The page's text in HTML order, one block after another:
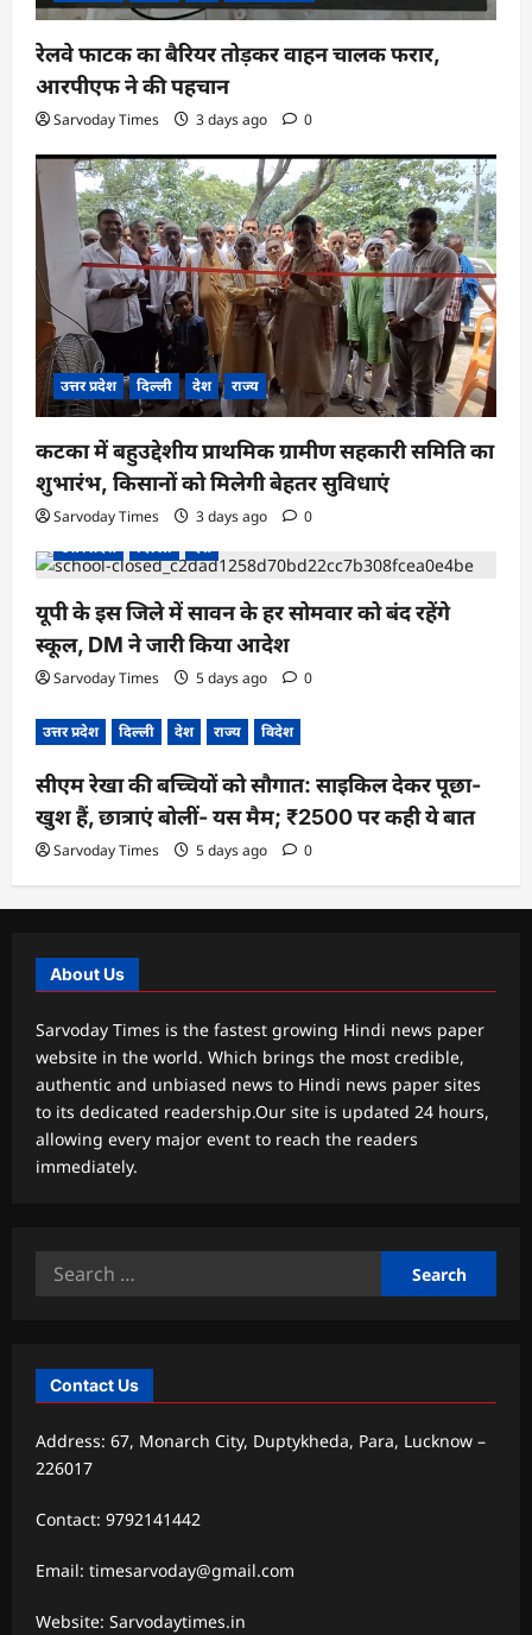
रेलवे फाटक का बैरियर तोड़कर वाहन चालक फरार,
आरपीएफ ने की पहचान
Sarvoday Times 3 days ago 0
उत्तर प्रदेश दिल्ली देश राज्य
कटका में बहुउद्देशीय प्राथमिक ग्रामीण सहकारी समिति का
शुभारंभ, किसानों को मिलेगी बेहतर सुविधाएं
Sarvoday Times 3 days ago
0
उत्तर प्रदेश
दिल्ली देश
यूपी के इस जिले में सावन के हर सोमवार को बंद रहेंगे
स्कूल, DM ने जारी किया आदेश
Sarvoday Times 5 days ago 0
उत्तर प्रदेश दिल्ली देश राज्य विदेश
सीएम रेखा की बच्चियों को सौगात: साइकिल देकर पूछा-
खुश हैं, छात्राएं बोलीं- यस मैम; ₹2500 पर कही ये बात
Sarvoday Times 5 days ago 0
About Us
Sarvoday Times is the fastest growing Hindi news paper
website in the world. Which brings the most credible,
authentic and unbiased news to Hindi news paper sites
to its dedicated readership.Our site is updated 24 hours,
allowing every major event to reach the readers
immediately.
Search
Contact Us
Address: 67, Monarch City, Duptykheda, Para, Lucknow –
226017
Contact: 9792141442
Email: timesarvoday@gmail.com
Website: Sarvodaytimes.in